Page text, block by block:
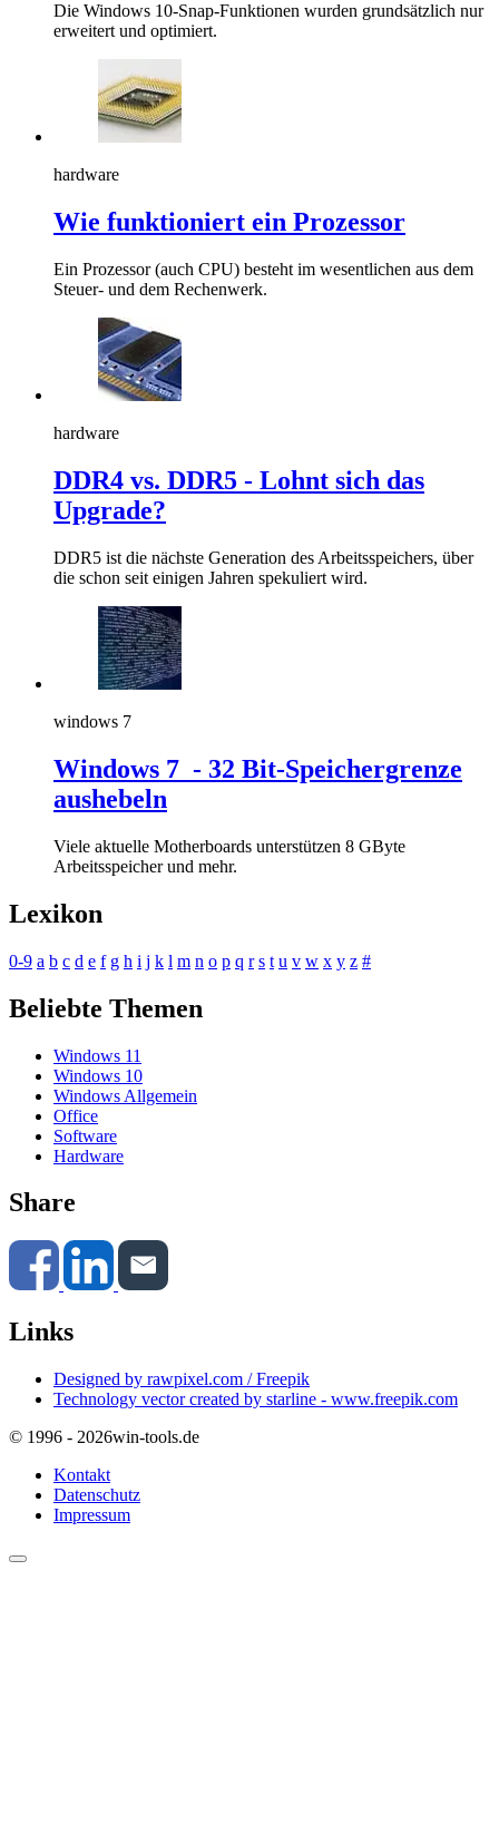
Die Windows 10-Snap-Funktionen wurden grundsätzlich nur
erweitert und optimiert.
hardware
Wie funktioniert ein Prozessor
Ein Prozessor (auch CPU) besteht im wesentlichen aus dem
Steuer- und dem Rechenwerk.
hardware
DDR4 vs. DDR5 - Lohnt sich das
Upgrade?
DDR5 ist die nächste Generation des Arbeitsspeichers, über
die schon seit einigen Jahren spekuliert wird.
windows 7
Windows 7 - 32 Bit-Speichergrenze
aushebeln
Viele aktuelle Motherboards unterstützen 8 GByte
Arbeitsspeicher und mehr.
Lexikon
0-9 a b c d e f g h i j k l m n o p q r s t u v w x y z #
Beliebte Themen
Windows 11
Windows 10
Windows Allgemein
Office
Software
Hardware
Share
Links
Designed by rawpixel.com / Freepik
Technology vector created by starline - www.freepik.com
© 1996 - 2026win-tools.de
Kontakt
Datenschutz
Impressum